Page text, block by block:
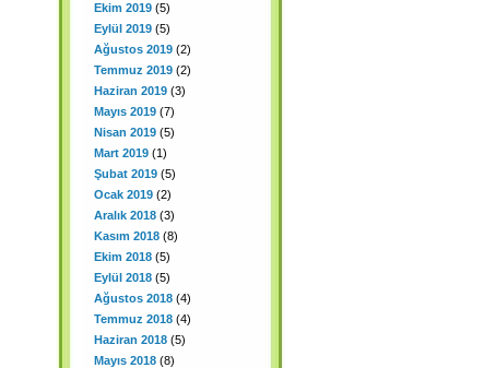
Ekim 2019 (5)
Eylül 2019 (5)
Ağustos 2019 (2)
Temmuz 2019 (2)
Haziran 2019 (3)
Mayıs 2019 (7)
Nisan 2019 (5)
Mart 2019 (1)
Şubat 2019 (5)
Ocak 2019 (2)
Aralık 2018 (3)
Kasım 2018 (8)
Ekim 2018 (5)
Eylül 2018 (5)
Ağustos 2018 (4)
Temmuz 2018 (4)
Haziran 2018 (5)
Mayıs 2018 (8)